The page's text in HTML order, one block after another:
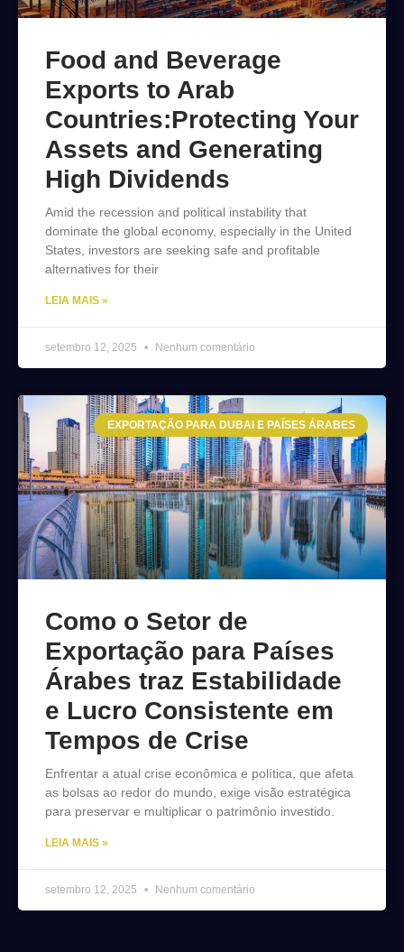
Food and Beverage
Exports to Arab
Countries:Protecting Your
Assets and Generating
High Dividends
Amid the recession and political instability that
dominate the global economy, especially in the United
States, investors are seeking safe and profitable
alternatives for their
LEIA MAIS »
setembro 12, 2025 Nenhum comentário
EXPORTAÇÃO PARA DUBAI E PAÍSES ÁRABES
Como o Setor de
Exportação para Países
Árabes traz Estabilidade
e Lucro Consistente em
Tempos de Crise
Enfrentar a atual crise econômica e política, que afeta
as bolsas ao redor do mundo, exige visão estratégica
para preservar e multiplicar o patrimônio investido.
LEIA MAIS »
setembro 12, 2025 Nenhum comentário